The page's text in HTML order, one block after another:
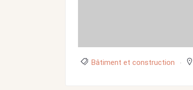
Bâtiment et construction